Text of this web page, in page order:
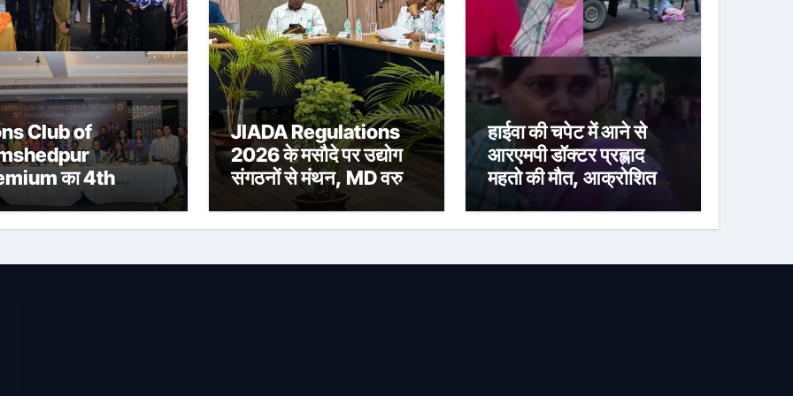
Club of
का 4th
संपन्न, Lion
अध्यक्ष पद
JIADA Regulations
2026 के मसौदे पर उद्योग
संगठनों से मंथन, MD वरुण
रंजन ने सुने सुझाव
हाईवा की चपेट में आने से
आरएमपी डॉक्टर प्रह्लाद
महतो की मौत, आक्रोशित
राउरकेला मार्ग किया जाम